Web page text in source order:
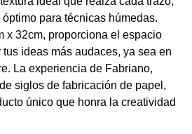
para técnicas húmedas.
x 32cm, proporciona el espacio
ideas más audaces, ya sea en
La experiencia de Fabriano,
siglos de fabricación de papel,
único que honra la creatividad